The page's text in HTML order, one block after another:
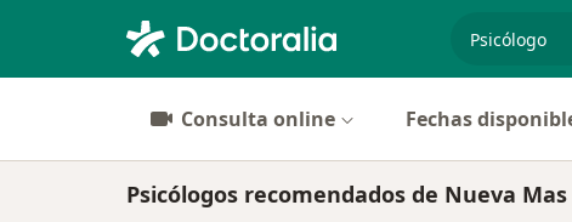
Consulta online Fechas
Psicólogos recomendados de Nueva